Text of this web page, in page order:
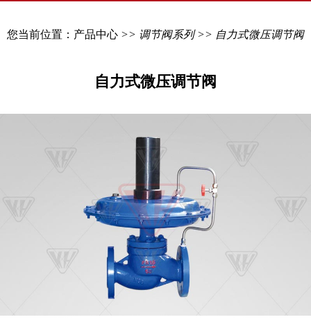
您当前位置： 产品中心 >> 调节阀系列>> 自力式微压调节阀
自力式微压调节阀